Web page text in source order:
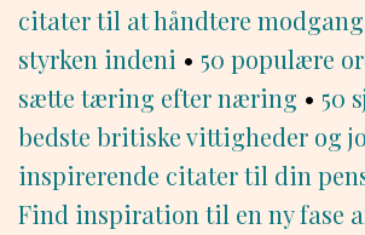
citater til at håndtere
styrken indeni • 50 populære
sætte tæring efter næring • 50
bedste britiske vittigheder og
inspirerende citater til din
Find inspiration til en ny fase